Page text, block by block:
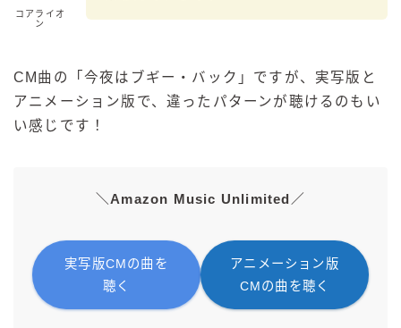
コアライオ
ン
CM曲の「今夜はブギー・バック」ですが、実写版と
アニメーション版で、違ったパターンが聴けるのもい
い感じです！
＼Amazon Music Unlimited／
実写版CMの曲を
聴く
アニメーション版
CMの曲を聴く